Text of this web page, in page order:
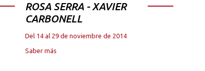
ROSA SERRA - XAVIER
CARBONELL
Del 14 al 29 de noviembre de 2014
Saber más